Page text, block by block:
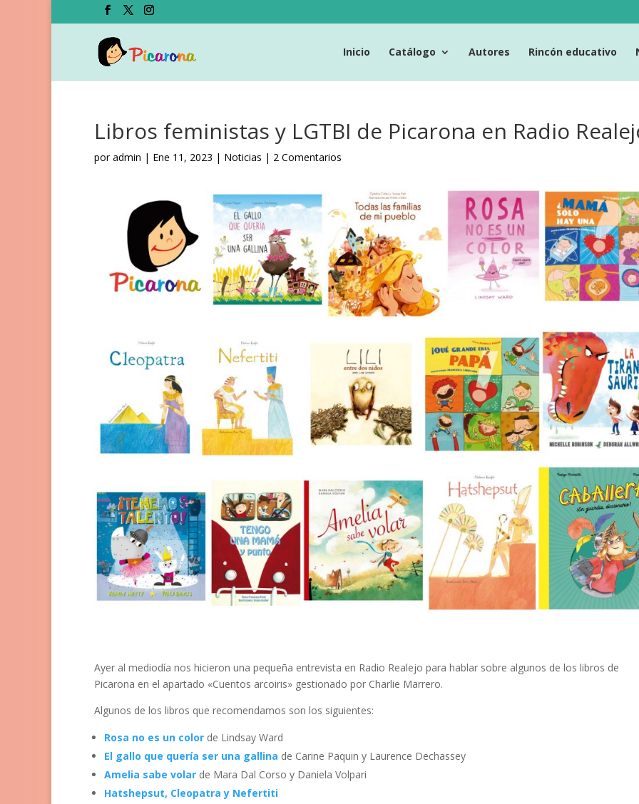
Inicio Catálogo Autores Rincón educativo
Libros feministas y LGTBI de Picarona en Radio
poradmin | Ene 11, 2023 | Noticias | 2 Comentarios
Ayer al mediodía nos hicieron una pequeña entrevista en Radio Realejo para hablar sobre algunos de los libros de
Picarona en el apartado «Cuentos arcoiris» gestionado por Charlie Marrero.
Algunos de los libros que recomendamos son los siguientes:
Rosa no es un color de Lindsay Ward
El gallo que quería ser una gallina de Carine Paquin y Laurence Dechassey
Amelia sabe volar de Mara Dal Corso y Daniela Volpari
Hatshepsut, Cleopatra y Nefertiti